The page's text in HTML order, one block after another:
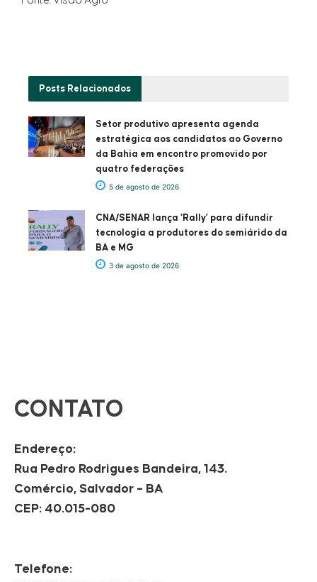
Posts Relacionados
Setor produtivo apresenta agenda
estratégica aos candidatos ao Governo
da Bahia em encontro promovido por
quatro federações
5 de agosto de 2026
CNA/SENAR lança ‘Rally’ para difundir
tecnologia a produtores do semiárido da
BA e MG
3 de agosto de 2026
CONTATO
Endereço:
Rua Pedro Rodrigues Bandeira, 143.
Comércio, Salvador – BA
CEP: 40.015-080
Telefone: